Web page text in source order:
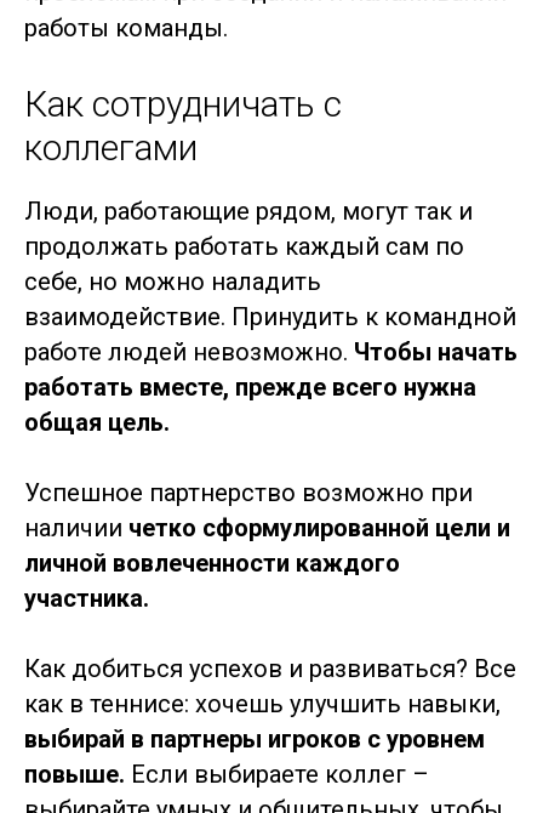
работы команды.
Как сотрудничать с
коллегами
Люди, работающие рядом, могут так и
продолжать работать каждый сам по
себе, но можно наладить
взаимодействие. Принудить к командной
работе людей невозможно. Чтобы начать
работать вместе, прежде всего нужна
общая цель.
Успешное партнерство возможно при
наличии четко сформулированной цели и
личной вовлеченности каждого
участника.
Как добиться успехов и развиваться? Все
как в теннисе: хочешь улучшить навыки,
выбирай в партнеры игроков с уровнем
повыше. Если выбираете коллег –